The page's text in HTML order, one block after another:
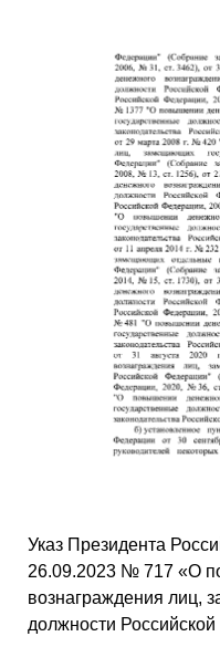
Указ Президента
26.09.2023 № 717 «О
вознаграждения лиц,
должности